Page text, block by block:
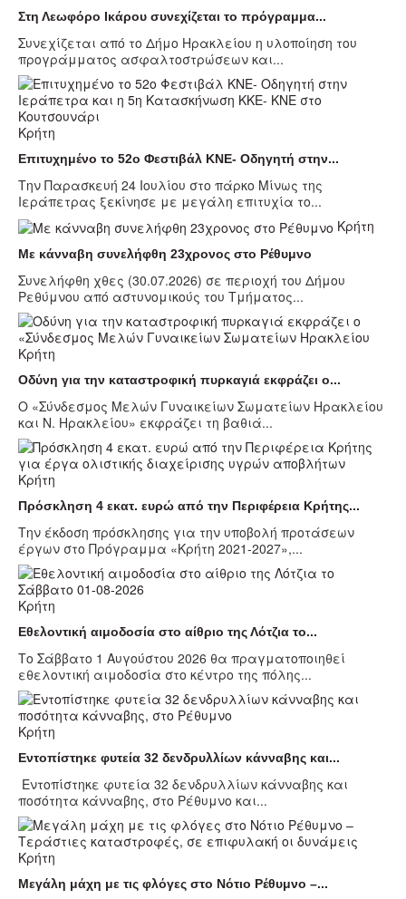
Στη Λεωφόρο Ικάρου συνεχίζεται το πρόγραμμα...
Συνεχίζεται από το Δήμο Ηρακλείου η υλοποίηση του
προγράμματος ασφαλτοστρώσεων και...
Κρήτη
Επιτυχημένο το 52ο Φεστιβάλ ΚΝΕ- Οδηγητή στην...
Την Παρασκευή 24 Ιουλίου στο πάρκο Μίνως της
Ιεράπετρας ξεκίνησε με μεγάλη επιτυχία το...
Κρήτη
Με κάνναβη συνελήφθη 23χρονος στο Ρέθυμνο
Συνελήφθη χθες (30.07.2026) σε περιοχή του Δήμου
Ρεθύμνου από αστυνομικούς του Τμήματος...
Κρήτη
Οδύνη για την καταστροφική πυρκαγιά εκφράζει ο...
Ο «Σύνδεσμος Μελών Γυναικείων Σωματείων Ηρακλείου
και Ν. Ηρακλείου» εκφράζει τη βαθιά...
Κρήτη
Πρόσκληση 4 εκατ. ευρώ από την Περιφέρεια Κρήτης...
Την έκδοση πρόσκλησης για την υποβολή προτάσεων
έργων στο Πρόγραμμα «Κρήτη 2021-2027»,...
Κρήτη
Εθελοντική αιμοδοσία στο αίθριο της Λότζια το...
Το Σάββατο 1 Αυγούστου 2026 θα πραγματοποιηθεί
εθελοντική αιμοδοσία στο κέντρο της πόλης...
Κρήτη
Εντοπίστηκε φυτεία 32 δενδρυλλίων κάνναβης και...
Εντοπίστηκε φυτεία 32 δενδρυλλίων κάνναβης και
ποσότητα κάνναβης, στο Ρέθυμνο και...
Κρήτη
Μεγάλη μάχη με τις φλόγες στο Νότιο Ρέθυμνο –...